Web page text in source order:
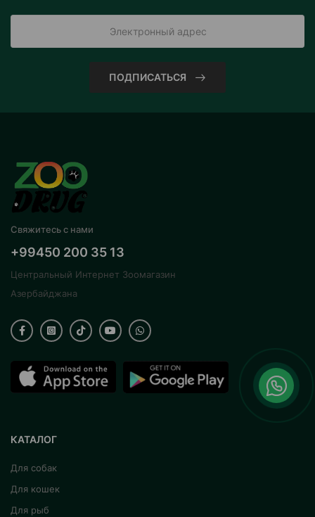
ПОДПИСАТЬСЯ
Свяжитесь с нами
+99450 200 35 13
Центральный Интернет Зоомагазин
Азербайджана
КАТАЛОГ
Для собак
Для кошек
Для рыб